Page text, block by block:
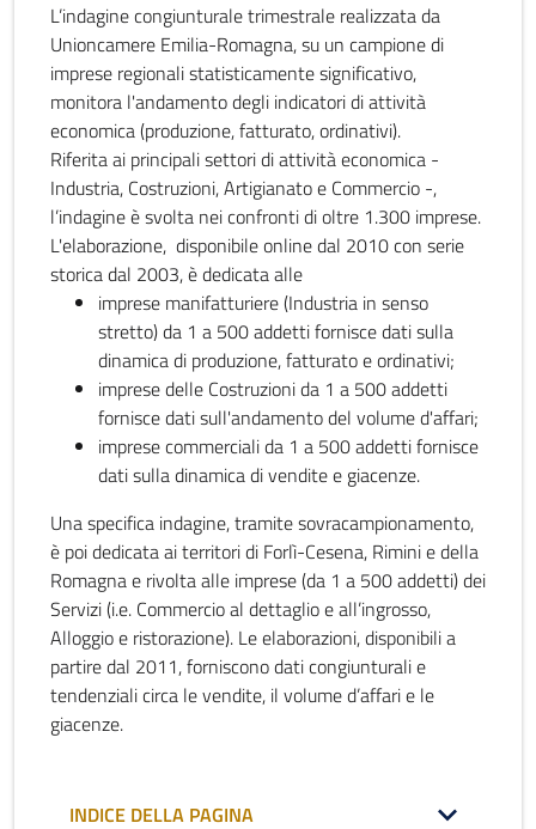
L’indagine congiunturale trimestrale realizzata da
Unioncamere Emilia-Romagna, su un campione di
imprese regionali statisticamente significativo,
monitora l'andamento degli indicatori di attività
economica (produzione, fatturato, ordinativi).
Riferita ai principali settori di attività economica -
Industria, Costruzioni, Artigianato e Commercio -,
l’indagine è svolta nei confronti di oltre 1.300 imprese.
L'elaborazione, disponibile online dal 2010 con serie
storica dal 2003, è dedicata alle
imprese manifatturiere (Industria in senso
stretto) da 1 a 500 addetti fornisce dati sulla
dinamica di produzione, fatturato e ordinativi;
imprese delle Costruzioni da 1 a 500 addetti
fornisce dati sull'andamento del volume d'affari;
imprese commerciali da 1 a 500 addetti fornisce
dati sulla dinamica di vendite e giacenze.
Una specifica indagine, tramite sovracampionamento,
è poi dedicata ai territori di Forlì-Cesena, Rimini e della
Romagna e rivolta alle imprese (da 1 a 500 addetti) dei
Servizi (i.e. Commercio al dettaglio e all’ingrosso,
Alloggio e ristorazione). Le elaborazioni, disponibili a
partire dal 2011, forniscono dati congiunturali e
tendenziali circa le vendite, il volume d’affari e le
giacenze.
INDICE DELLA PAGINA